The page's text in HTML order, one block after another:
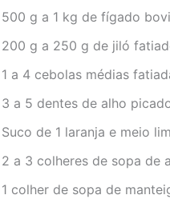
500 g a 1 kg de fígado
200 g a 250 g de jiló
1 a 4 cebolas médias
3 a 5 dentes de alho
Suco de 1 laranja e meio
2 a 3 colheres de sopa de
1 colher de sopa de